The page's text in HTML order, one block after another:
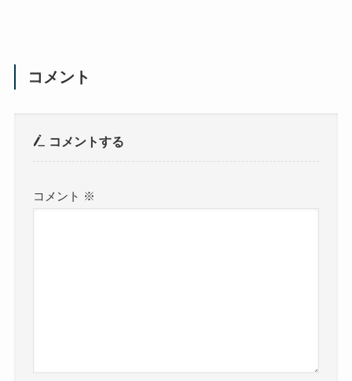
コメント
コメントする
コメント ※